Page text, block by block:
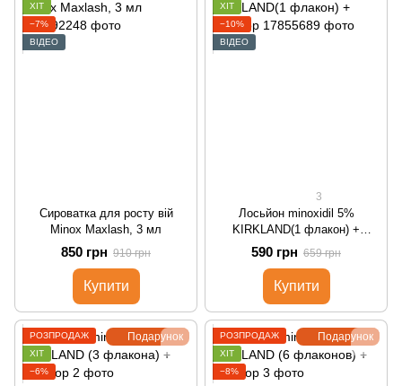
ХІТ
−7%
ВІДЕО
Сироватка для росту вій
Minox Maxlash, 3 мл
850 грн 910 грн
Купити
ХІТ
−10%
ВІДЕО
3
Лосьйон minoxidil 5%
KIRKLAND(1 флакон) +
дозатор
590 грн 659 грн
Купити
Подарунок
РОЗПРОДАЖ
ХІТ
−6%
Подарунок
РОЗПРОДАЖ
ХІТ
−8%